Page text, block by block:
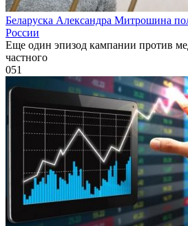
Беларуска Александра Митрошина
России
Еще один эпизод кампании против
частного
051